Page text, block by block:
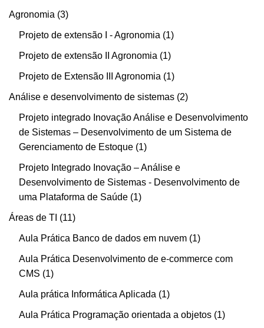
Agronomia 3
Projeto de extensão I - Agronomia 1
Projeto de extensão II Agronomia 1
Projeto de Extensão III Agronomia 1
Análise e desenvolvimento de sistemas 2
Projeto integrado Inovação Análise e Desenvolvimento
de Sistemas – Desenvolvimento de um Sistema de
Gerenciamento de Estoque 1
Projeto Integrado Inovação – Análise e
Desenvolvimento de Sistemas - Desenvolvimento de
uma Plataforma de Saúde 1
Áreas de TI 11
Aula Prática Banco de dados em nuvem 1
Aula Prática Desenvolvimento de e-commerce com
CMS
1
Aula prática Informática Aplicada 1
Aula Prática Programação orientada a objetos 1